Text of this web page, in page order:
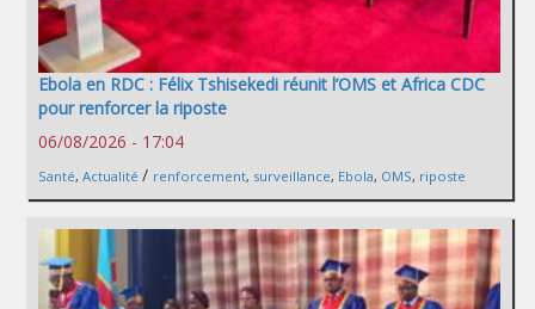
Ebola en RDC : Félix Tshisekedi réunit l’OMS et Africa CDC
pour renforcer la riposte
06/08/2026 - 17:04
Santé, Actualité / renforcement, surveillance, Ebola, OMS, riposte